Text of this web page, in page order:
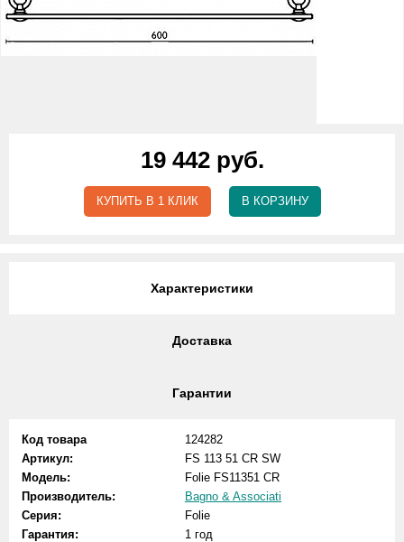
19 442 руб.
КУПИТЬ В 1 КЛИК В КОРЗИНУ
Характеристики
Доставка
Гарантии
Код товара
124282
Артикул:
FS 113 51 CR SW
Модель:
Folie FS11351 CR
Производитель:
Bagno & Associati
Серия:
Folie
Гарантия:
1 год